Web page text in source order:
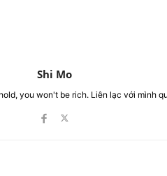
Shi Mo
you won't be rich. Liên lạc với mình